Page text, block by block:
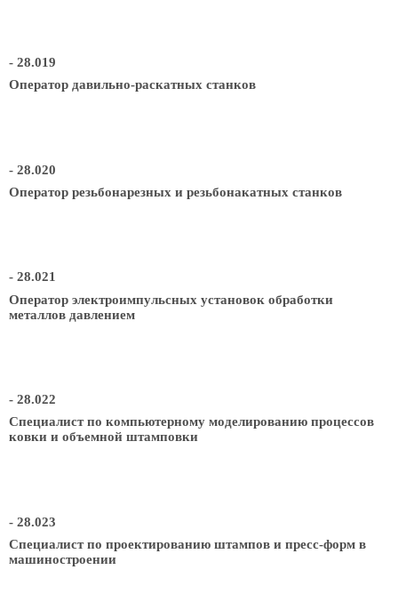
- 28.019
Оператор давильно-раскатных станков
- 28.020
Оператор резьбонарезных и резьбонакатных станков
- 28.021
Оператор электроимпульсных установок обработки
металлов давлением
- 28.022
Специалист по компьютерному моделированию процессов
ковки и объемной штамповки
- 28.023
Специалист по проектированию штампов и пресс-форм в
машиностроении